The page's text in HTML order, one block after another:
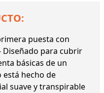
puesta con
Diseñado para cubrir
básicas de un
está hecho de
suave y transpirable